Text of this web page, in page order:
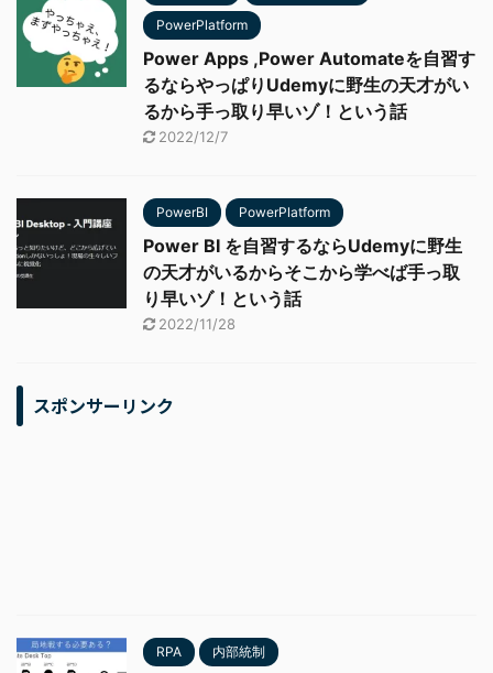
PowerPlatform
Power Apps ,Power Automateを自習す
るならやっぱりUdemyに野生の天才がい
るから手っ取り早いゾ！という話
2022/12/7
PowerBI PowerPlatform
Power BI を自習するならUdemyに野生
の天才がいるからそこから学べば手っ取
り早いゾ！という話
2022/11/28
スポンサーリンク
RPA 内部統制